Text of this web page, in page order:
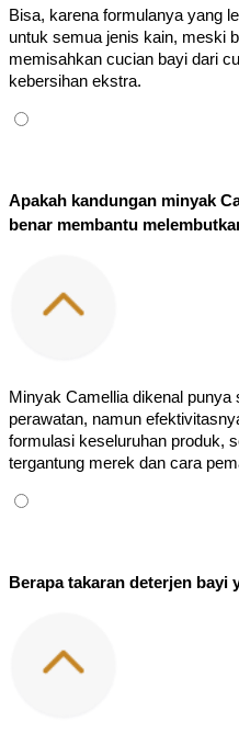
Bisa, karena formulanya yang
untuk semua jenis kain, meski
memisahkan cucian bayi dari
kebersihan ekstra.
Apakah kandungan minyak
benar membantu
Minyak Camellia dikenal
perawatan, namun
formulasi keseluruhan produk,
tergantung merek dan cara
Berapa takaran deterjen bayi